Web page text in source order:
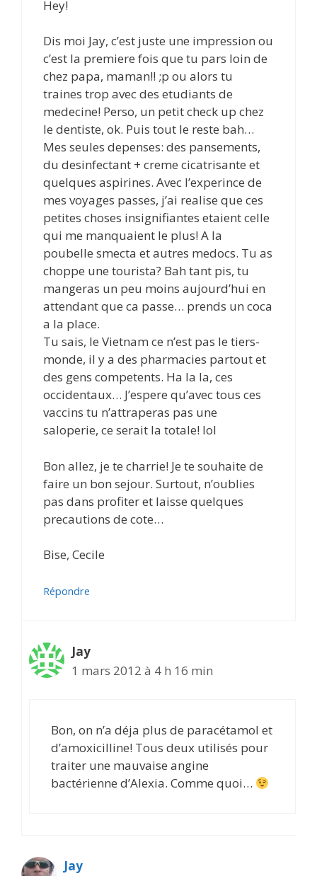
Hey!
Dis moi Jay, c’est juste une impression ou
c’est la premiere fois que tu pars loin de
chez papa, maman!! ;p ou alors tu
traines trop avec des etudiants de
medecine! Perso, un petit check up chez
le dentiste, ok. Puis tout le reste bah…
Mes seules depenses: des pansements,
du desinfectant + creme cicatrisante et
quelques aspirines. Avec l’experince de
mes voyages passes, j’ai realise que ces
petites choses insignifiantes etaient celle
qui me manquaient le plus! A la
poubelle smecta et autres medocs. Tu as
choppe une tourista? Bah tant pis, tu
mangeras un peu moins aujourd’hui en
attendant que ca passe… prends un coca
a la place.
Tu sais, le Vietnam ce n’est pas le tiers-
monde, il y a des pharmacies partout et
des gens competents. Ha la la, ces
occidentaux… J’espere qu’avec tous ces
vaccins tu n’attraperas pas une
saloperie, ce serait la totale! lol
Bon allez, je te charrie! Je te souhaite de
faire un bon sejour. Surtout, n’oublies
pas dans profiter et laisse quelques
precautions de cote…
Bise, Cecile
Répondre
Jay
1 mars 2012 à 4 h 16 min
Bon, on n’a déja plus de paracétamol et
d’amoxicilline! Tous deux utilisés pour
traiter une mauvaise angine
bactérienne d’Alexia. Comme quoi…
Jay